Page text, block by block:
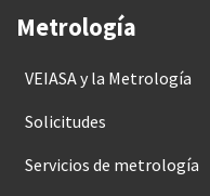
Metrología
VEIASA y la Metrología
Solicitudes
Servicios de metrología